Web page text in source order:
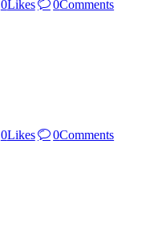
0Likes 0Comments
0Likes 0Comments